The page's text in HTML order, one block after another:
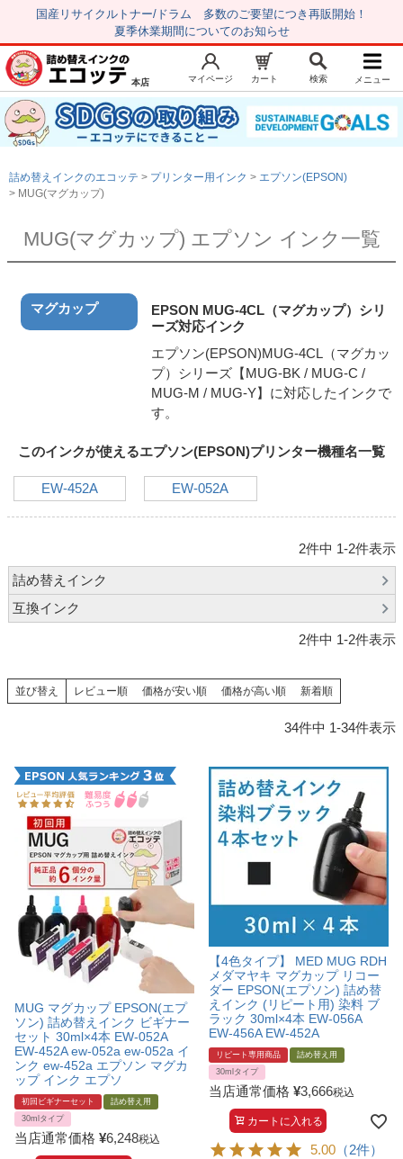
国産リサイクルトナー/ドラム 多数のご要望につき再販開始！
夏季休業期間についてのお知らせ
新規会員登録 マイページ
トップページ お気に入り
注文履歴 レビュー履歴
商品を探す
初心者用セット
キャノンインク
再生インクカートリッジ
お客様の声
お店の紹介
お問い合わせ
説明書ダウンロード
本店 マイページ カート 検索 メニュー
詰め替えインクのエコッテ プリンター用インク
エプソン(EPSON)
MUG(マグカップ)
MUG(マグカップ) エプソン インク一覧
マグカップ
EPSON MUG-4CL（マグカップ）シリ
ーズ対応インク
エプソン(EPSON)MUG-4CL（マグカッ
プ）シリーズ【MUG-BK / MUG-C /
MUG-M / MUG-Y】に対応したインクで
す。
このインクが使えるエプソン(EPSON)プリンター機種名一覧
EW-452A EW-052A
2件中 1-2件表示
詰め替えインク
互換インク
2件中 1-2件表示
並び替え レビュー順 価格が安い順 価格が高い順 新着順
34件中 1-34件表示
MUG マグカップ EPSON(エプ
ソン) 詰め替えインク ビギナー
セット 30ml×4本 EW-052A
EW-452A ew-052a ew-052a イ
ンク ew-452a エプソン マグカ
ップ インク エプソ
初回ビギナーセット
詰め替え用
30mlタイプ
当店通常価格 ¥6,248税込
【4色タイプ】 MED MUG RDH
メダマヤキ マグカップ リコー
ダー EPSON(エプソン) 詰め替
えインク (リピート用) 染料 ブ
ラック 30ml×4本 EW-056A
EW-456A EW-452A
リピート専用商品
詰め替え用
30mlタイプ
当店通常価格 ¥3,666税込
カートに入れる
5.00 （2件）